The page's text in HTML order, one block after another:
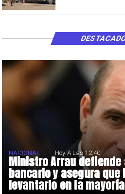
Ministro Arrau
bancario y asegura
levantarlo en la
NACIONAL Hoy A Las 12:40